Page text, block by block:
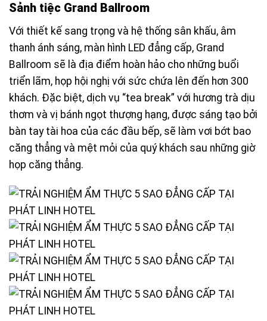
Sảnh tiệc Grand Ballroom
Với thiết kế sang trọng và hệ thống sân khấu, âm
thanh ánh sáng, màn hình LED đẳng cấp, Grand
Ballroom sẽ là địa điểm hoàn hảo cho những buổi
triển lãm, họp hội nghị với sức chứa lên đến hơn 300
khách. Đặc biệt, dịch vụ “tea break” với hương trà dịu
thơm và vị bánh ngọt thượng hạng, được sáng tạo bởi
bàn tay tài hoa của các đầu bếp, sẽ làm vơi bớt bao
căng thẳng và mệt mỏi của quý khách sau những giờ
họp căng thẳng.